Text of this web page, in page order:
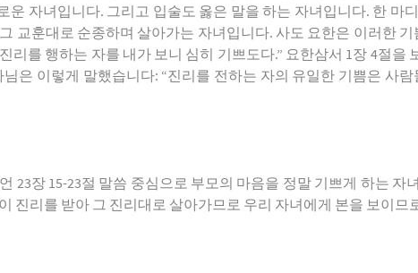
운 자녀입니다. 그리고 입술도 옳은 말을 하는 자녀입니다. 한
교훈대로 순종하며 살아가는 자녀입니다. 사도 요한은 이러한
리를 행하는 자를 내가 보니 심히 기쁘도다.” 요한삼서 1장 4절
님은 이렇게 말했습니다: “진리를 전하는 자의 유일한 기쁨은 사
23장 15-23절 말씀 중심으로 부모의 마음을 정말 기쁘게 하는
진리를 받아 그 진리대로 살아가므로 우리 자녀에게 본을 보이